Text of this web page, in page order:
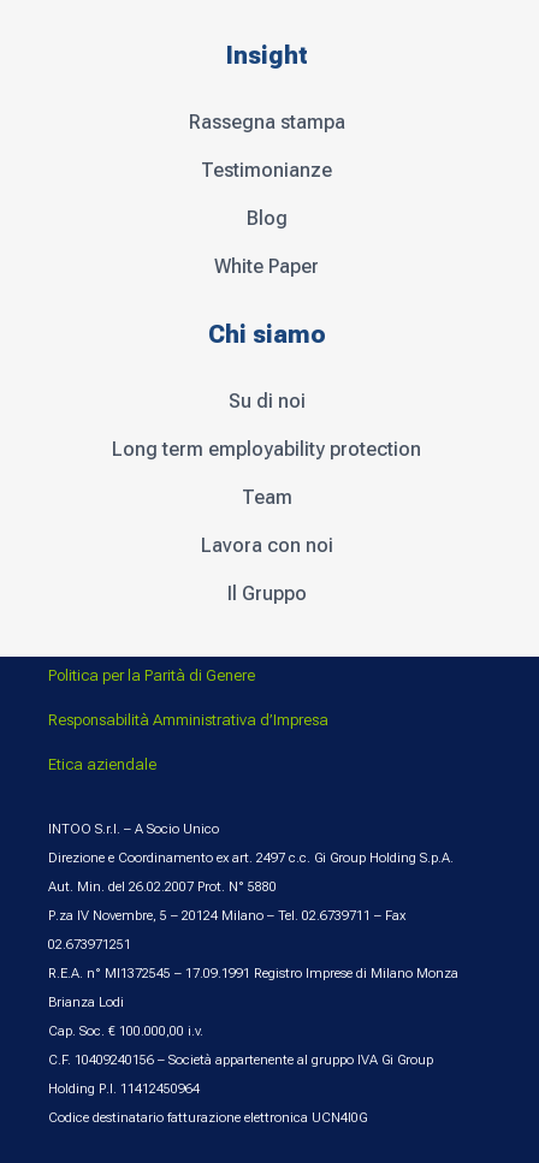
Insight
Rassegna stampa
Testimonianze
Blog
White Paper
Chi siamo
Su di noi
Long term employability protection
Team
Lavora con noi
Il Gruppo
Politica per la Parità di Genere
Responsabilità Amministrativa d’Impresa
Etica aziendale
INTOO S.r.l. – A Socio Unico
Direzione e Coordinamento ex art. 2497 c.c. Gi Group Holding S.p.A.
Aut. Min. del 26.02.2007 Prot. N° 5880
P.za IV Novembre, 5 – 20124 Milano – Tel. 02.6739711 – Fax
02.673971251
R.E.A. n° MI1372545 – 17.09.1991 Registro Imprese di Milano Monza
Brianza Lodi
Cap. Soc. € 100.000,00 i.v.
C.F. 10409240156 – Società appartenente al gruppo IVA Gi Group
Holding P.I. 11412450964
Codice destinatario fatturazione elettronica UCN4I0G